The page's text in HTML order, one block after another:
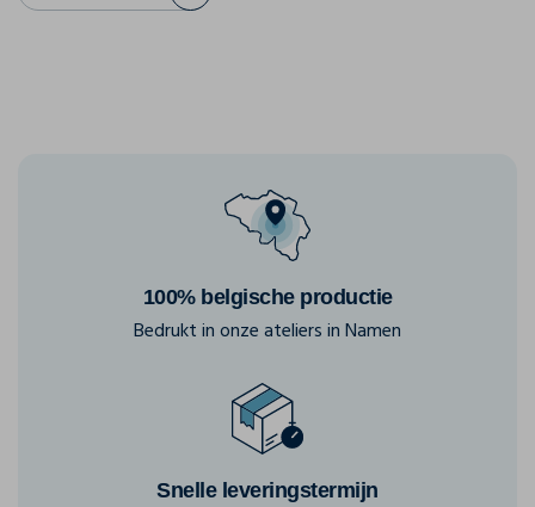
100% belgische productie
Bedrukt in onze ateliers in Namen
Snelle leveringstermijn